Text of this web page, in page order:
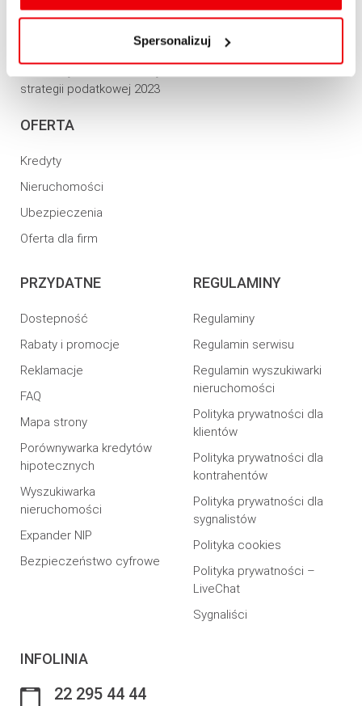
usuwania z przeglądarki internetowej, znajdują się
Spersonalizuj
strategii podatkowej 2022
strategii podatkowej 2023
OFERTA
Kredyty
Nieruchomości
Ubezpieczenia
Oferta dla firm
Konsolidacji
PRZYDATNE
Dostepność
Rabaty i promocje
Reklamacje
FAQ
Mapa strony
Porównywarka kredytów
hipotecznych
Wyszukiwarka
nieruchomości
Expander NIP
Bezpieczeństwo cyfrowe
REGULAMINY
Regulaminy
Regulamin serwisu
Regulamin wyszukiwarki
nieruchomości
Polityka prywatności dla
klientów
Polityka prywatności dla
kontrahentów
Polityka prywatności dla
sygnalistów
Polityka cookies
Polityka prywatności –
LiveChat
Sygnaliści
INFOLINIA
22 295 44 44